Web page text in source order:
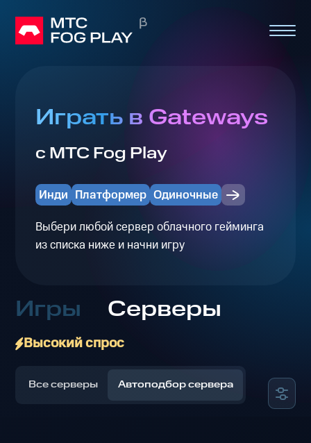
Играть в Gateways
с МТС Fog Play
Инди Платформер Одиночные
Выбери любой сервер облачного гейминга
из списка ниже и начни игру
Игры Серверы
Высокий спрос
Все серверы Автоподбор сервера